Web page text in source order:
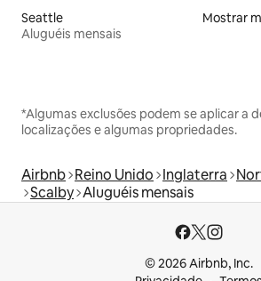
Seattle
Aluguéis mensais
Mostrar
*Algumas exclusões podem se aplicar a
localizações e algumas propriedades.
Airbnb Reino Unido Inglaterra
Scalby Aluguéis mensais
© 2026 Airbnb, Inc.